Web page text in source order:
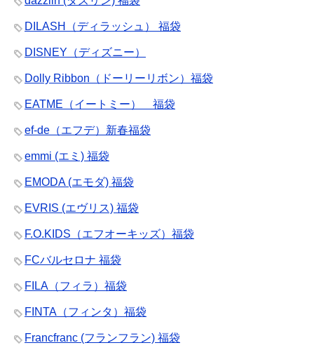
DILASH（ディラッシュ） 福袋
DISNEY（ディズニー）
Dolly Ribbon（ドーリーリボン）福袋
EATME（イートミー） 福袋
ef-de（エフデ）新春福袋
emmi (エミ) 福袋
EMODA (エモダ) 福袋
EVRIS (エヴリス) 福袋
F.O.KIDS（エフオーキッズ）福袋
FCバルセロナ 福袋
FILA（フィラ）福袋
FINTA（フィンタ）福袋
Francfranc (フランフラン) 福袋